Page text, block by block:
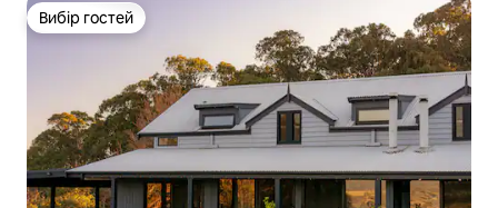
Вибір гостей
Вибір гостей